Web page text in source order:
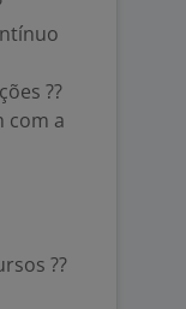
??
com a
??